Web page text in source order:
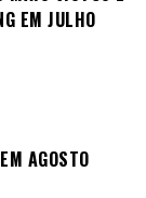
EM JULHO
AGOSTO